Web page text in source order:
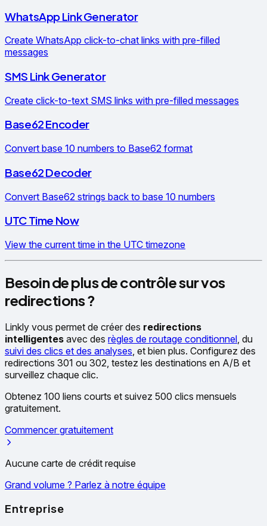
WhatsApp Link Generator
Create WhatsApp click-to-chat links with pre-filled
messages
SMS Link Generator
Create click-to-text SMS links with pre-filled messages
Base62 Encoder
Convert base 10 numbers to Base62 format
Base62 Decoder
Convert Base62 strings back to base 10 numbers
UTC Time Now
View the current time in the UTC timezone
Besoin de plus de contrôle sur vos
redirections ?
Linkly vous permet de créer des redirections
intelligentes avec des règles de routage conditionnel , du
suivi des clics et des analyses , et bien plus. Configurez des
redirections 301 ou 302, testez les destinations en A/B et
surveillez chaque clic.
Obtenez 100 liens courts et suivez 500 clics mensuels
gratuitement.
Commencer gratuitement
Aucune carte de crédit requise
Grand volume ? Parlez à notre équipe
Entreprise